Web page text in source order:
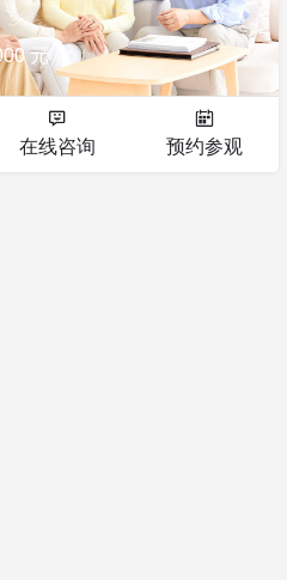
元
在线咨询 预约参观